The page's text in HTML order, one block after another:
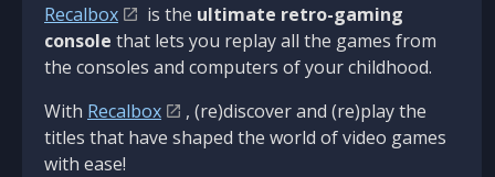
Recalbox is the ultimate retro-gaming
console that lets you replay all the games from
the consoles and computers of your childhood.
With Recalbox
, (re)discover and (re)play the
titles that have shaped the world of video games
with ease!